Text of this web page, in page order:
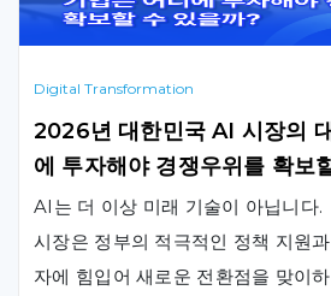
Digital Transformation
2026년 대한민국 AI 시장의 대도약 기
에 투자해야 경쟁우위를 확보
AI는 더 이상 미래 기술이 아닙니다
시장은 정부의 적극적인 정책 지원
자에 힘입어 새로운 전환점을 맞이